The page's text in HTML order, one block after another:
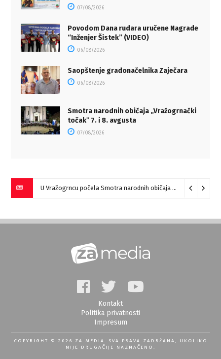
07/08/2026
Povodom Dana rudara uručene Nagrade
“Inženjer Šistek” (VIDEO)
06/08/2026
Saopštenje gradonačelnika Zaječara
06/08/2026
Smotra narodnih običaja „Vražogrnački
točakˮ 7. i 8. avgusta
07/08/2026
U Vražogrncu počela Smotra narodnih običaja „Vražogrnački točak“
Kontakt
Politika privatnosti
Impresum
COPYRIGHT © 2026 ZA MEDIA. SVA PRAVA ZADRŽANA, UKOLIKO
NIJE DRUGAČIJE NAZNAČENO.